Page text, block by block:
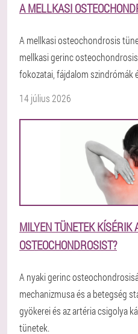
A MELLKASI
A mellkasi osteochondrosis
mellkasi gerinc
fokozatai, fájdalom szindrómák
14 július 2026
MILYEN TÜNETEK KÍSÉRIK
OSTEOCHONDROSIST?
A nyaki gerinc
mechanizmusa és a betegség
gyökerei és az artéria csigolya
tünetek.